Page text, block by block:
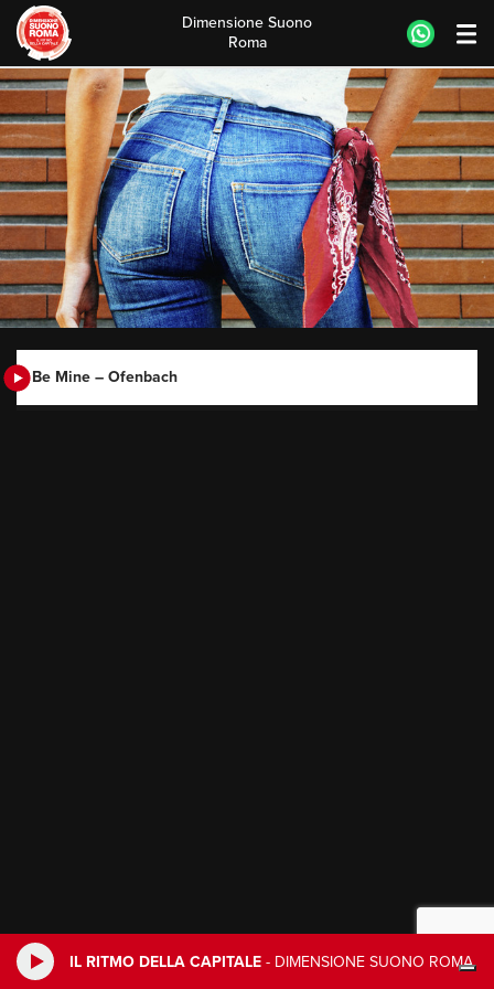
IL RITMO DELLA CAPITALE - DIMENSIONE SUONO ROMA
Skip
to
content
Dimensione Suono
Roma
Be Mine – Ofenbach